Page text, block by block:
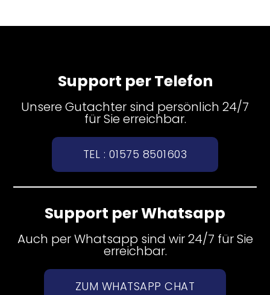
Support per Telefon
Unsere Gutachter sind persönlich 24/7
für Sie erreichbar.
TEL : 01575 8501603
Support per Whatsapp
Auch per Whatsapp sind wir 24/7 für Sie
erreichbar.
ZUM WHATSAPP CHAT